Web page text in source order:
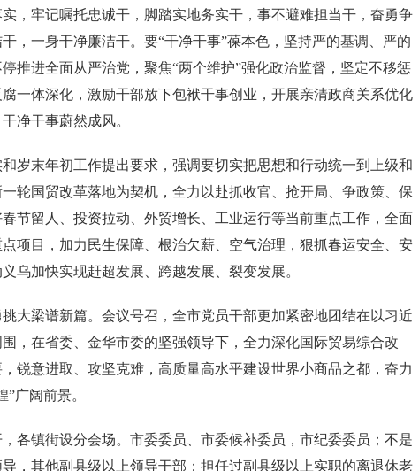
，牢记嘱托忠诚干，脚踏实地务实干，事不避难担当干，奋勇争
，一身干净廉洁干。要“干净干事”葆本色，坚持严的基调、严的
推进全面从严治党，聚焦“两个维护”强化政治监督，坚定不移惩
一体深化，激励干部放下包袱干事创业，开展亲清政商关系优化
净干事蔚然成风。
末年初工作提出要求，强调要切实把思想和行动统一到上级和
轮国贸改革落地为契机，全力以赴抓收官、抢开局、争政策、保
节留人、投资拉动、外贸增长、工业运行等当前重点工作，全面
项目，加力民生保障、根治欠薪、空气治理，狠抓春运安全、安
乌加快实现赶超发展、跨越发展、裂变发展。
梁谱新篇。会议号召，全市党员干部更加紧密地团结在以习近
，在省委、金华市委的坚强领导下，全力深化国际贸易综合改
锐意进取、攻坚克难，高质量高水平建设世界小商品之都，奋力
广阔前景。
镇街设分会场。市委委员、市委候补委员，市纪委委员；不是
，其他副县级以上领导干部；担任过副县级以上实职的离退休老